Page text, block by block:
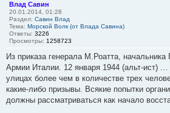
Влад Савин
20.01.2014, 01:28
Раздел: Савин Влад
Тема: Морской Волк (от Влада Савина)
Ответы: 3226
Просмотры: 1258723
Из приказа генерала М.Роатта, начальника
Армии Италии. 12 января 1944 (альт-ист)
улицах более чем в количестве трех
какие-либо призывы. Всякие попытки
должны рассматриваться как начало